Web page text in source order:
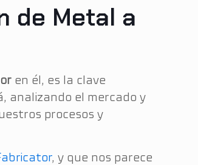
de Metal a
en él, es la clave
analizando el mercado y
procesos y
, y que nos parece